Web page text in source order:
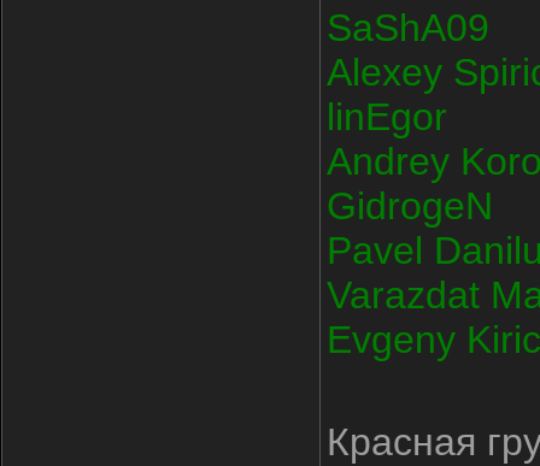
SaShA09
Alexey
linEgor
Andrey
GidrogeN
Pavel
Varazdat
Evgeny
Красная